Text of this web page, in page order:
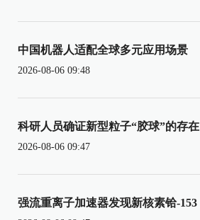
中国机器人适配全球多元应用场景
2026-08-06 09:48
科研人员确证新型粒子“胶球”的存在
2026-08-06 09:47
强流重离子加速器发现新核素铪-153